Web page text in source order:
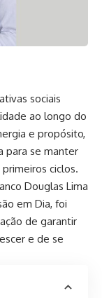
sociais
ao longo do
e propósito,
para se manter
ciclos.
Douglas Lima
em Dia, foi
de garantir
e de se